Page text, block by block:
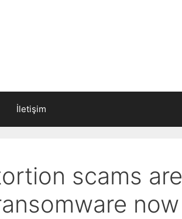
İletişim
scams are
now